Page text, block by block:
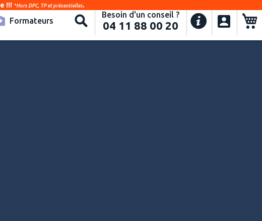
Formateurs Recherche
Besoin d'un conseil ?
04 11 88 00 20
!!! *Hors DPC, TP et présentielles.